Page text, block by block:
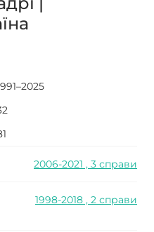
2006-2021 , 3 справи
1998-2018 , 2 справи